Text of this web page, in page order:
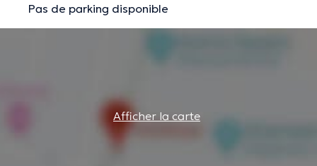
Pas de parking disponible
Afficher la carte